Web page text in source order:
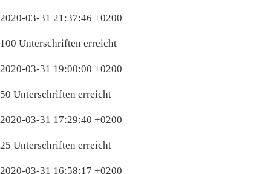
2020-03-31 21:37:46 +0200
100 Unterschriften erreicht
2020-03-31 19:00:00 +0200
50 Unterschriften erreicht
2020-03-31 17:29:40 +0200
25 Unterschriften erreicht
2020-03-31 16:58:17 +0200